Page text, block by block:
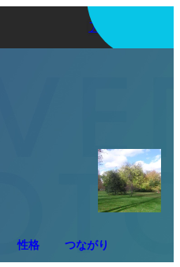
アプリを使う
性格 つながり